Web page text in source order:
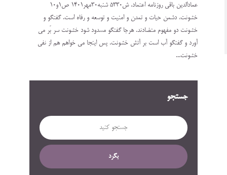
عمادالدین باقی روزنامه اعتماد، ش5330 شنبه30مهر1401 ص1و10
خشونت، دشمن حیات و تمدن و امنیت و توسعه و رفاه است. گفتگو و
خشونت دو مفهوم متضادند. هرجا گفتگو مسدود شود خشونت سر بَر می
آورد و گفتگو آب است بر آتش خشونت. پس اینجا می خواهم هم از نفی
خشونت...
جستجو
بگرد